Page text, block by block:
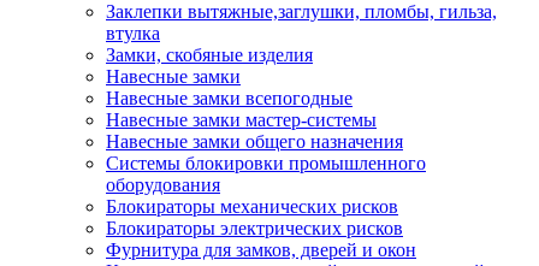
Заклепки вытяжные,заглушки, пломбы, гильза,
втулка
Замки, скобяные изделия
Навесные замки
Навесные замки всепогодные
Навесные замки мастер-системы
Навесные замки общего назначения
Системы блокировки промышленного
оборудования
Блокираторы механических рисков
Блокираторы электрических рисков
Фурнитура для замков, дверей и окон